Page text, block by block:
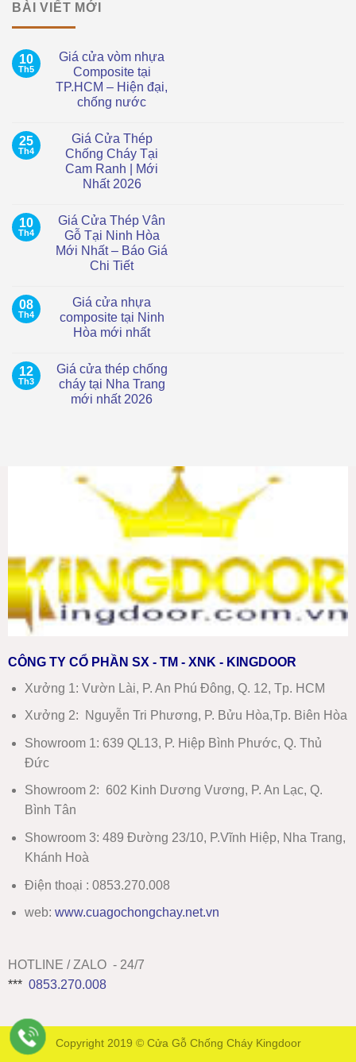
BÀI VIẾT MỚI
10
Th5
Giá cửa vòm nhựa
Composite tại
TP.HCM – Hiện đại,
chống nước
bình
luận
ở
Giá
cửa
vòm
TP.HCM
–
Hiện
đại,
chống
25
Th4
Giá Cửa Thép
Chống Cháy Tại
Cam Ranh | Mới
Nhất 2026
bình
luận
ở
Giá
Cửa
Thép
Tại
Cam
Ranh
|
2026
10
Th4
Giá Cửa Thép Vân
Gỗ Tại Ninh Hòa
Mới Nhất – Báo Giá
Chi Tiết
bình
luận
ở
Giá
Vân
Gỗ
Tại
Ninh
Hòa
08
Th4
Giá cửa nhựa
composite tại Ninh
Hòa mới nhất
bình
luận
ở
Giá
12
Th3
Giá cửa thép chống
cháy tại Nha Trang
mới nhất 2026
chống
cháy
tại
Nha
Trang
nhất
2026
CÔNG TY CỔ PHẦN SX - TM - XNK - KINGDOOR
Xưởng 1: Vườn Lài, P. An Phú Đông, Q. 12, Tp. HCM
Xưởng 2: Nguyễn Tri Phương, P. Bửu Hòa,Tp. Biên Hòa
Showroom 1: 639 QL13, P. Hiệp Bình Phước, Q. Thủ
Đức
Showroom 2: 602 Kinh Dương Vương, P. An Lạc, Q.
Bình Tân
Showroom 3: 489 Đường 23/10, P.Vĩnh Hiệp, Nha Trang,
Khánh Hoà
Điện thoại : 0853.270.008
web: www.cuagochongchay.net.vn
HOTLINE / ZALO - 24/7
*** 0853.270.008
Copyright 2019 © Cửa Gỗ Chống Cháy Kingdoor